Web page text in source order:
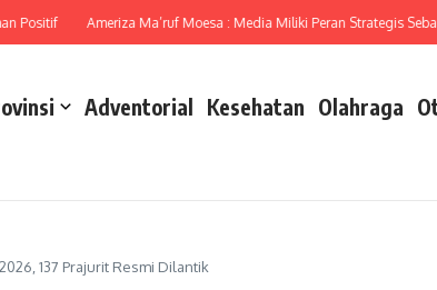
Ameriza Ma’ruf Moesa : Media Miliki Peran Strategis Sebagai
Adventorial Kesehatan Olahraga
137 Prajurit Resmi Dilantik